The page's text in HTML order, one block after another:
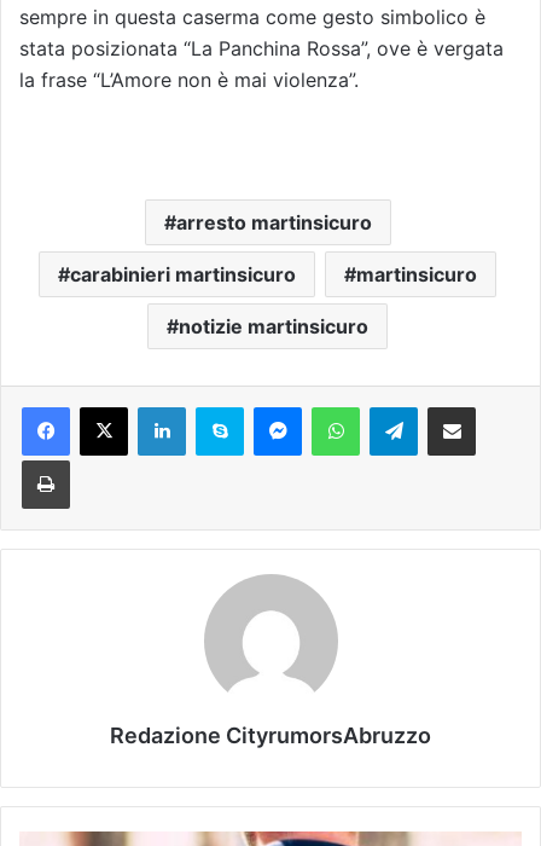
sempre in questa caserma come gesto simbolico è
stata posizionata “La Panchina Rossa”, ove è vergata
la frase “L’Amore non è mai violenza”.
arresto martinsicuro
carabinieri martinsicuro martinsicuro
notizie martinsicuro
Telegram
Redazione CityrumorsAbruzzo